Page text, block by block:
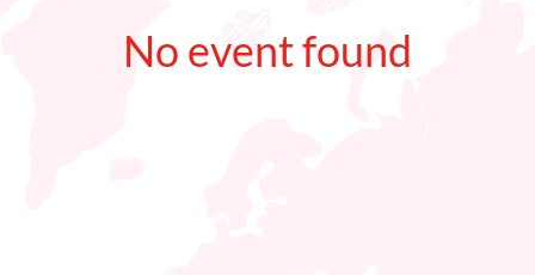
No event found